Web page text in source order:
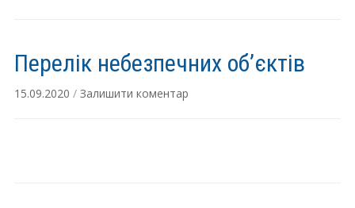
Перелік небезпечних об’єктів
15.09.2020 / Залишити коментар